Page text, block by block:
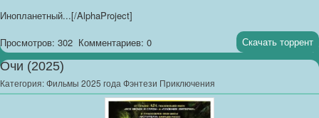
Инопланетный...[/AlphaProject]
Просмотров: 302 Комментариев: 0 Скачать торрент
Очи (2025)
Категория:Фильмы 2025 года Фэнтези Приключения